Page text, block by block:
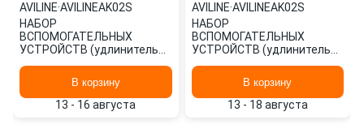
AVILINE·AVILINEAK02S
НАБОР
ВСПОМОГАТЕЛЬНЫХ
УСТРОЙСТВ (удлинитель
AVILINE
В корзину
13 - 16 августа
AVILINE·AVILINEAK02S
НАБОР
ВСПОМОГАТЕЛЬНЫХ
УСТРОЙСТВ (удлинитель
AVILINE
В корзину
13 - 18 августа